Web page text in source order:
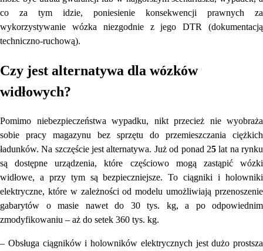
co za tym idzie, poniesienie konsekwencji prawnych za
wykorzystywanie wózka niezgodnie z jego DTR (dokumentacją
techniczno-ruchową).
Czy jest alternatywa dla wózków
widłowych?
Pomimo niebezpieczeństwa wypadku, nikt przecież nie wyobraża
sobie pracy magazynu bez sprzętu do przemieszczania ciężkich
ładunków. Na szczęście jest alternatywa. Już od ponad 25lat na rynku
są dostępne urządzenia, które częściowo mogą zastąpić wózki
widłowe, a przy tym są bezpieczniejsze. To ciągniki i holowniki
elektryczne, które w zależności od modelu umożliwiają przenoszenie
gabarytów o masie nawet do 30 tys. kg, a po odpowiednim
zmodyfikowaniu – aż do setek 360 tys. kg.
– Obsługa ciągników i holowników elektrycznych jest dużo prostsza